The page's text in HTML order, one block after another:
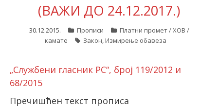
Линкови
О нама
Претплата
(ВАЖИ ДО 24.12.2017.)
30.12.2015. Прописи
Платни промет / ХОВ /
камате
Закон, Измирење обавеза
„Службени гласник РС“, број 119/2012 и
68/2015
Пречишћен текст прописа